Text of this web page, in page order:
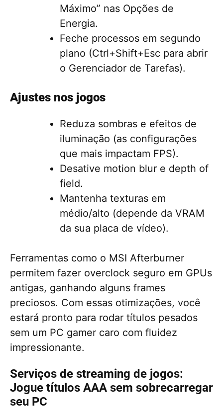
Máximo” nas Opções de
Energia.
Feche processos em segundo
plano (Ctrl+Shift+Esc para abrir
o Gerenciador de Tarefas).
Ajustes nos jogos
Reduza sombras e efeitos de
iluminação (as configurações
que mais impactam FPS).
Desative motion blur e depth of
field.
Mantenha texturas em
médio/alto (depende da VRAM
da sua placa de vídeo).
Ferramentas como o MSI Afterburner
permitem fazer overclock seguro em GPUs
antigas, ganhando alguns frames
preciosos. Com essas otimizações, você
estará pronto para rodar títulos pesados
sem um PC gamer caro com fluidez
impressionante.
Serviços de streaming de jogos:
Jogue títulos AAA sem sobrecarregar
seu PC